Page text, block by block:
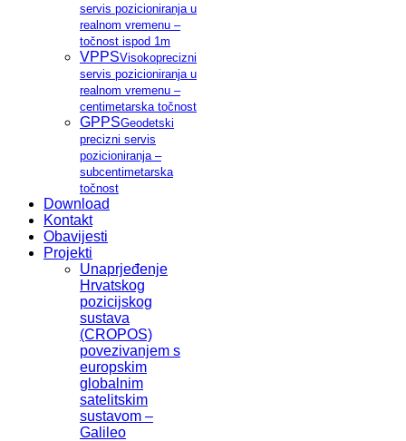
servis pozicioniranja u
realnom vremenu –
točnost ispod 1m
VPPSVisokoprecizni
servis pozicioniranja u
realnom vremenu –
centimetarska točnost
GPPSGeodetski
precizni servis
pozicioniranja –
subcentimetarska
točnost
Download
Kontakt
Obavijesti
Projekti
Unaprjeđenje
Hrvatskog
pozicijskog
sustava
(CROPOS)
povezivanjem s
europskim
globalnim
satelitskim
sustavom –
Galileo